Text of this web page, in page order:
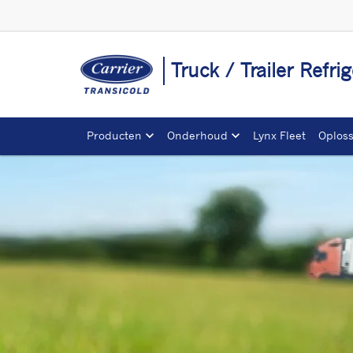
Truck / Trailer
Producten Onderhoud Lynx Fleet